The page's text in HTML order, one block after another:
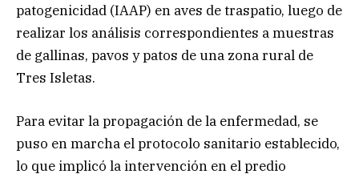
patogenicidad (IAAP) en aves de traspatio, luego de
realizar los análisis correspondientes a muestras
de gallinas, pavos y patos de una zona rural de
Tres Isletas.
Para evitar la propagación de la enfermedad, se
puso en marcha el protocolo sanitario establecido,
lo que implicó la intervención en el predio